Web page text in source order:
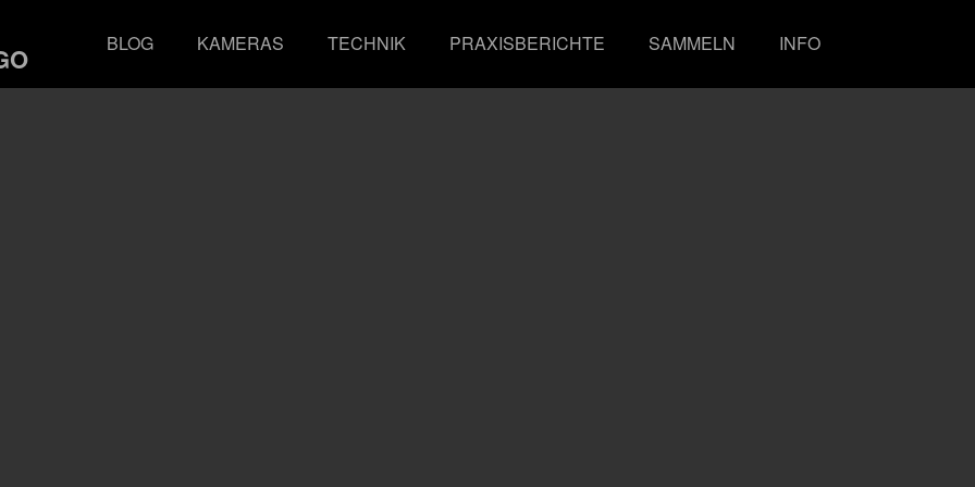
BLOG KAMERAS TECHNIK PRAXISBERICHTE SAMMELN INFO